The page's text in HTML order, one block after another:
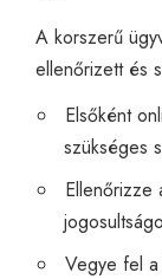
A korszerű
ellenőrizett és
Elsőként
szükséges
Ellenőrizze
Vegye fel